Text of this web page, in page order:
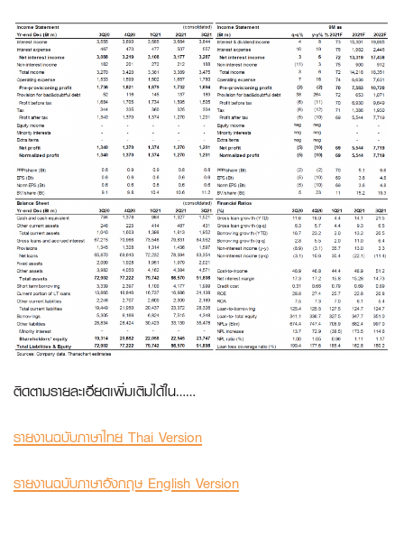
ติดตามรายละเอียดเพิ่มเติมได้ใน……
รายงานฉบับภาษาไทย Thai Version
รายงานฉบับภาษาอังกฤษ English Version